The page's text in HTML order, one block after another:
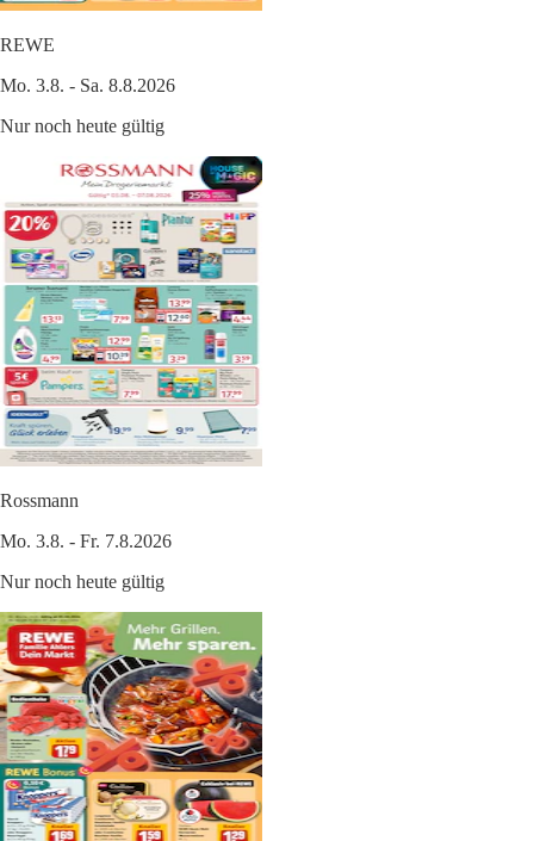
REWE
Mo. 3.8. - Sa. 8.8.2026
Nur noch heute gültig
Rossmann
Mo. 3.8. - Fr. 7.8.2026
Nur noch heute gültig